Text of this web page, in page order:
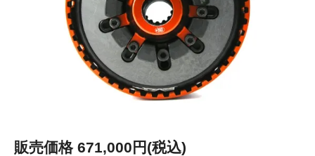
販売価格 671,000円(税込)